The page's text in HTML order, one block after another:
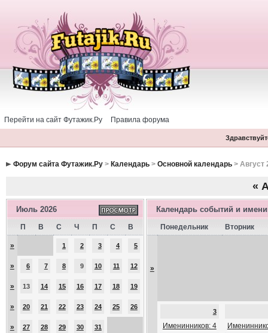
Перейти на сайт Футажик.Ру Правила форума
Форум сайта Футажик.Ру> Календарь> Основной календарь> Август
«
Июль 2026
П В С Ч П С В
» 1 2 3 4 5
» 6 7 8 9 10 11 12
» 13 14 15 16 17 18 19
» 20 21 22 23 24 25 26
» 27 28 29 30 31
Календарь событий и
Понедельник Вторник
»
3
Именинников: 4